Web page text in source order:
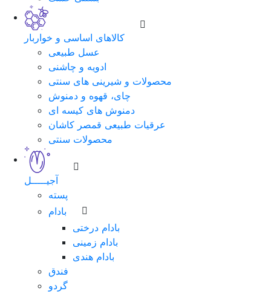
کالاهای اساسی و خواربار
عسل طبیعی
ادویه و چاشنی
محصولات و شیرینی های سنتی
چای، قهوه و دمنوش
دمنوش های کیسه ای
عرقیات طبیعی قمصر کاشان
محصولات سنتی
آجیـــــل
پسته
بادام
بادام درختی
بادام زمینی
بادام هندی
فندق
گردو